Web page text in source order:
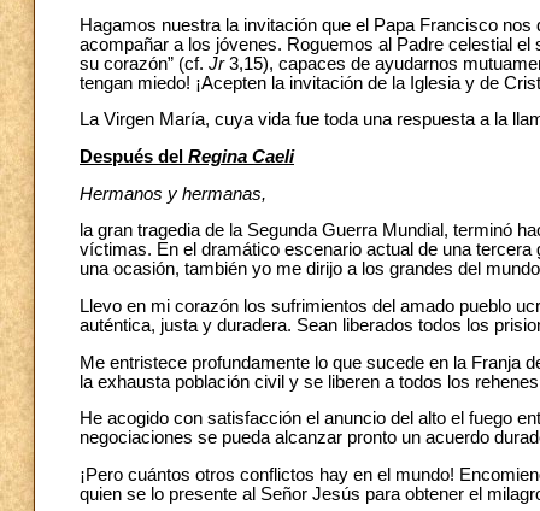
Hagamos nuestra la invitación que el Papa Francisco
acompañar a los jóvenes. Roguemos al Padre celestial
su corazón” (cf. Jr3,15), capaces de ayudarnos
tengan miedo! ¡Acepten la invitación de la Iglesia y de
La Virgen María, cuya vida fue toda una respuesta a la
Después del Regina Caeli
Hermanos y hermanas,
la gran tragedia de la Segunda Guerra Mundial, terminó
víctimas. En el dramático escenario actual de una
una ocasión, también yo me dirijo a los grandes del
Llevo en mi corazón los sufrimientos del amado pueblo
auténtica, justa y duradera. Sean liberados todos los
Me entristece profundamente lo que sucede en la Franja
la exhausta población civil y se liberen a todos los
He acogido con satisfacción el anuncio del alto el fuego
negociaciones se pueda alcanzar pronto un acuerdo
¡Pero cuántos otros conflictos hay en el mundo!
quien se lo presente al Señor Jesús para obtener el